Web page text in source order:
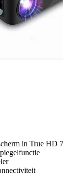
in True HD